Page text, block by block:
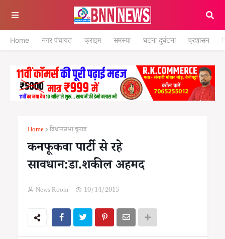
Home नगर पंचायत क्राइम समस्या घटना दुर्घटना प्रशासन
Home विधानसभा चुनाव
कनफूकवा पार्टी से रहे
सावधान:डा.शकील अहमद
News Room 10/14/2015